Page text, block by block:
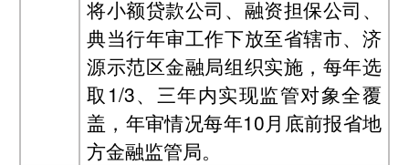
将小额贷款公司、融资担保公司、
典当行年审工作下放至省辖市、济
源示范区金融局组织实施，每年选
取1/3、三年内实现监管对象全覆
盖，年审情况每年10月底前报省地
方金融监管局。